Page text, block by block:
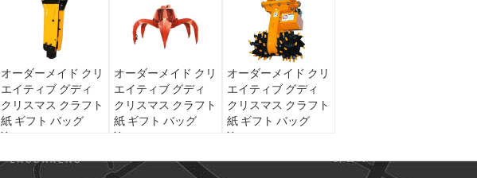
オーダーメイド クリ
エイティブ グディ
クリスマス クラフト
紙 ギフト バッグ
Xmas デコレーショ
自分のロゴ
オーダーメイド クリ
エイティブ グディ
クリスマス クラフト
紙 ギフト バッグ
Xmas デコレーショ
自分のロゴ
オーダーメイド クリ
エイティブ グディ
クリスマス クラフト
紙 ギフト バッグ
Xmas デコレーショ